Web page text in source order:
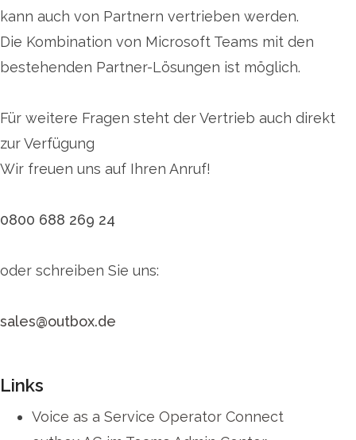
kann auch von Partnern vertrieben werden.
Die Kombination von Microsoft Teams mit den
bestehenden Partner-Lösungen ist möglich.
Für weitere Fragen steht der Vertrieb auch direkt
zur Verfügung
Wir freuen uns auf Ihren Anruf!
0800 688 269 24
oder schreiben Sie uns:
sales@outbox.de
Links
Voice as a Service Operator Connect